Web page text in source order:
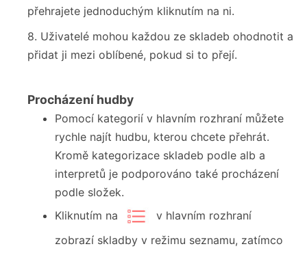
přehrajete jednoduchým kliknutím na ni.
8. Uživatelé mohou každou ze skladeb ohodnotit a
přidat ji mezi oblíbené, pokud si to přejí.
Procházení hudby
Pomocí kategorií v hlavním rozhraní můžete
rychle najít hudbu, kterou chcete přehrát.
Kromě kategorizace skladeb podle alb a
interpretů je podporováno také procházení
podle složek.
Kliknutím na
v hlavním rozhraní
zobrazí skladby v režimu seznamu, zatímco